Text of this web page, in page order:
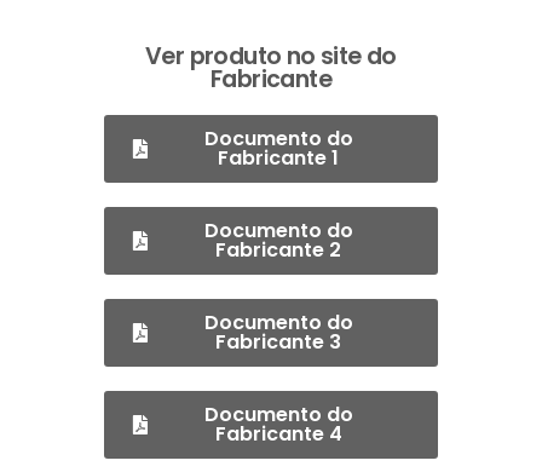
Ver produto no site do
Fabricante
Documento do
Fabricante 1
Documento do
Fabricante 2
Documento do
Fabricante 3
Documento do
Fabricante 4